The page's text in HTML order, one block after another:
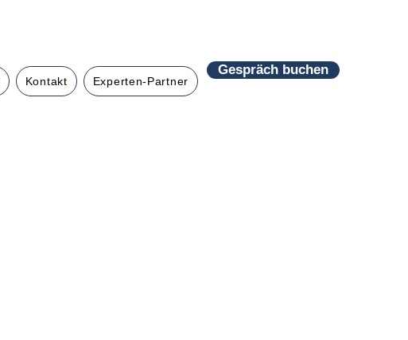
Kontakt Experten-Partner
Gespräch buchen